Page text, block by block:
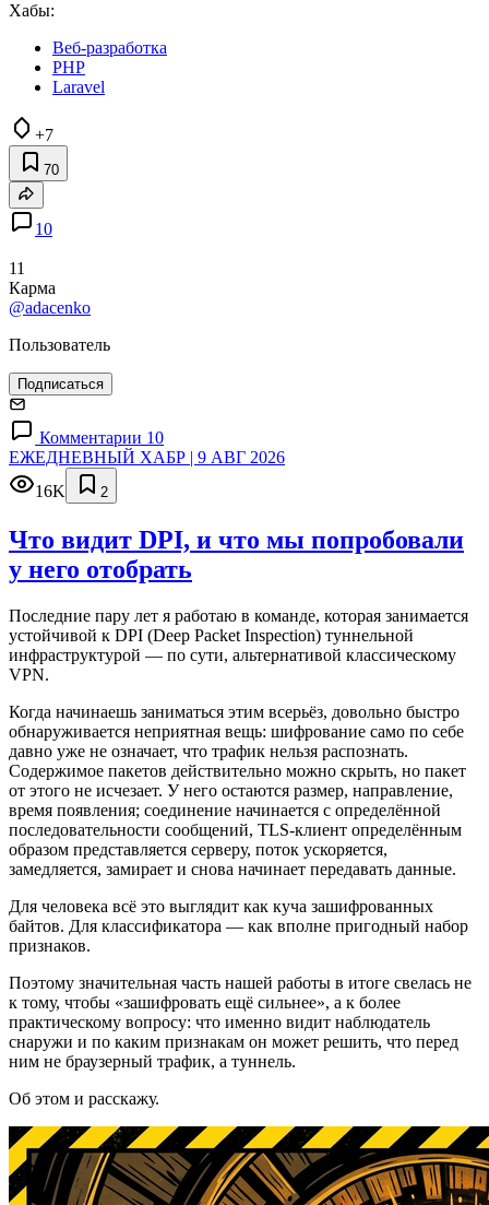
Хабы:
Веб-разработка
PHP
Laravel
+7
70
10
11
Карма
@adacenko
Пользователь
Подписаться
Комментарии 10
ЕЖЕДНЕВНЫЙ ХАБР | 9 АВГ 2026
16K
2
Что видит DPI, и что мы попробовали
у него отобрать
Последние пару лет я работаю в команде, которая занимается
устойчивой к DPI (Deep Packet Inspection) туннельной
инфраструктурой — по сути, альтернативой классическому
VPN.
Когда начинаешь заниматься этим всерьёз, довольно быстро
обнаруживается неприятная вещь: шифрование само по себе
давно уже не означает, что трафик нельзя распознать.
Содержимое пакетов действительно можно скрыть, но пакет
от этого не исчезает. У него остаются размер, направление,
время появления; соединение начинается с определённой
последовательности сообщений, TLS-клиент определённым
образом представляется серверу, поток ускоряется,
замедляется, замирает и снова начинает передавать данные.
Для человека всё это выглядит как куча зашифрованных
байтов. Для классификатора — как вполне пригодный набор
признаков.
Поэтому значительная часть нашей работы в итоге свелась не
к тому, чтобы «зашифровать ещё сильнее», а к более
практическому вопросу: что именно видит наблюдатель
снаружи и по каким признакам он может решить, что перед
ним не браузерный трафик, а туннель.
Об этом и расскажу.